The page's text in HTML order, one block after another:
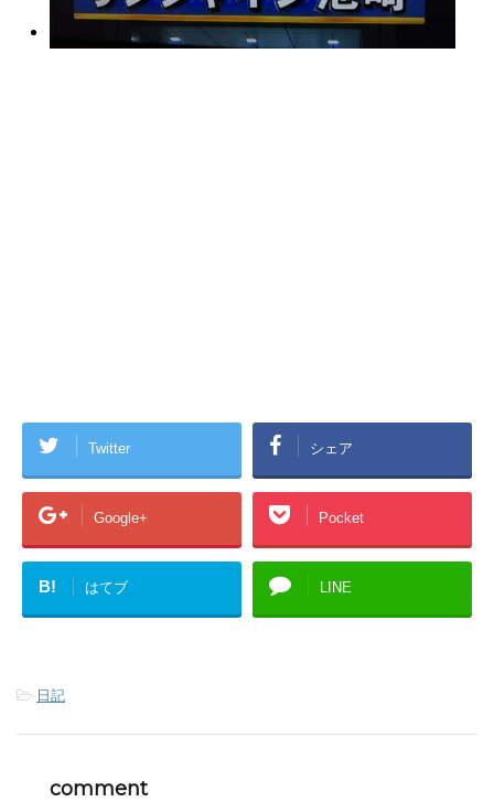
Twitter シェア
Google+ Pocket
B! はてブ LINE
-日記
comment